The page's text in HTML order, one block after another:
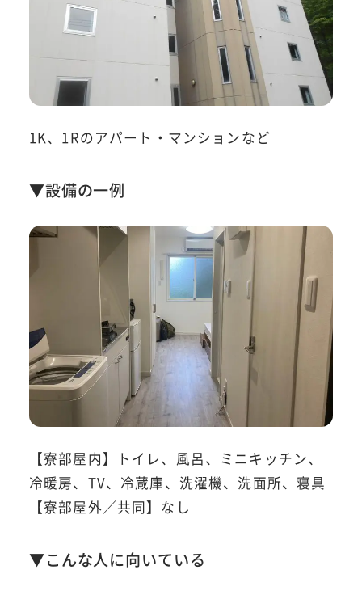
1K、1Rのアパート・マンションなど
▼設備の一例
【寮部屋内】トイレ、風呂、ミニキッチン、
冷暖房、TV、冷蔵庫、洗濯機、洗面所、寝具
【寮部屋外／共同】なし
▼こんな人に向いている